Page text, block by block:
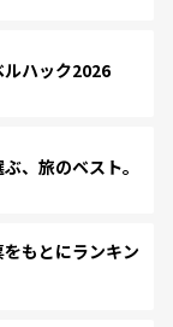
ハック2026
、旅のベスト。
もとにランキン